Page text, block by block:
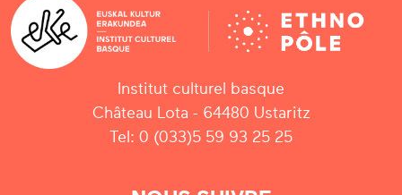
Institut culturel basque
Château Lota - 64480 Ustaritz
Tel: 0 (033)5 59 93 25 25